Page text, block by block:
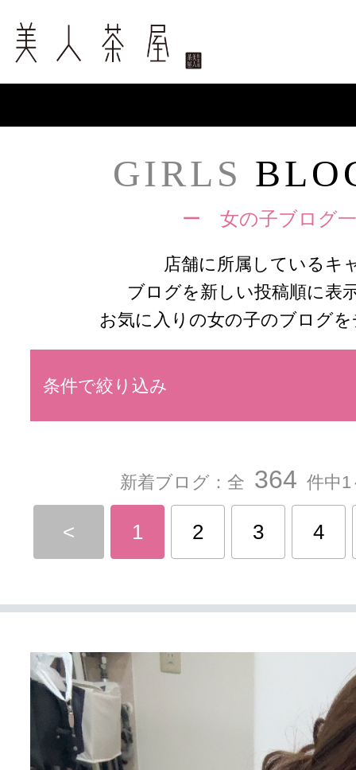
GIRLS
ー 女の子ブログ
店舗に所属しているキ
ブログを新しい投稿順に表
お気に入りの女の子のブログ
条件で絞り込み
新着ブログ：全 364 件中1
< 1 2 3 4